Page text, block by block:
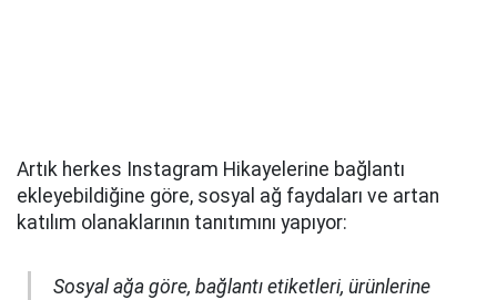
Artık herkes Instagram Hikayelerine bağlantı
ekleyebildiğine göre, sosyal ağ faydaları ve artan
katılım olanaklarının tanıtımını yapıyor:
Sosyal ağa göre, bağlantı etiketleri, ürünlerine